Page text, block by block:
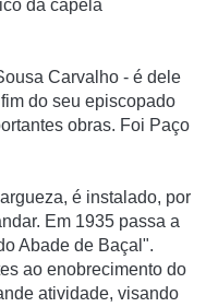
da capela
Carvalho - é dele
do seu episcopado
obras. Foi Paço
é instalado, por
Em 1935 passa a
Abade de Baçal".
ao enobrecimento do
atividade, visando